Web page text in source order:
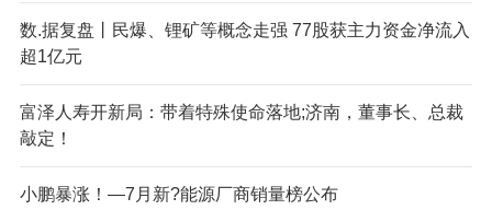
数.据复盘丨民爆、锂矿等概念走强 77股获主力资金净流入
超1亿元
富泽人寿开新局：带着特殊使命落地;济南，董事长、总裁
敲定！
小鹏暴涨！—7月新?能源厂商销量榜公布